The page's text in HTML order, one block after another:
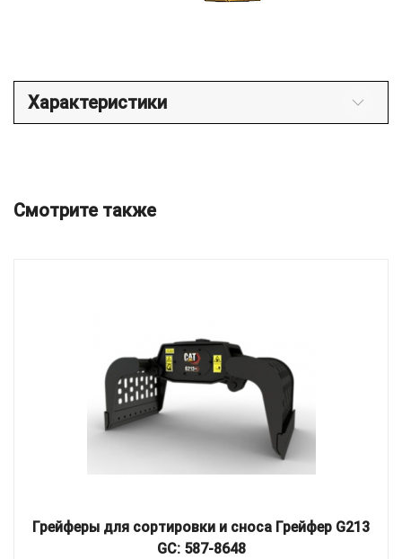
Характеристики
Смотрите также
Грейферы для сортировки и сноса Грейфер G213
GC: 587-8648